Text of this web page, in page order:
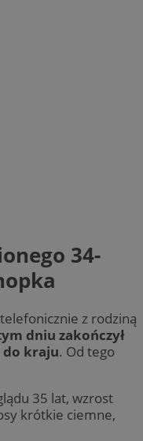
34-
z rodziną
dniu zakończył
do kraju. Od tego
35 lat, wzrost
krótkie ciemne,